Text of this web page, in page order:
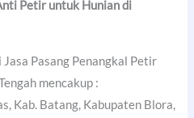
Petir untuk Hunian di
Pasang Penangkal Petir
mencakup :
Kab. Batang, Kabupaten Blora,